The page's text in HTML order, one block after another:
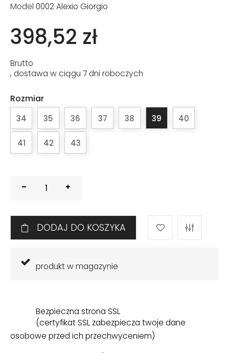
Model 0002 Alexio Giorgio
398,52 zł
Brutto
, dostawa w ciągu 7 dni roboczych
Rozmiar
34 35 36 37 38 39 40
41 42 43
DODAJ DO KOSZYKA
produkt w magazynie
Bezpieczna strona SSL
(certyfikat SSL zabezpiecza twoje dane
osobowe przed ich przechwyceniem)